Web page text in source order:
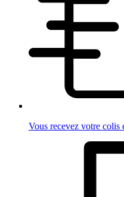
Vous recevez votre colis